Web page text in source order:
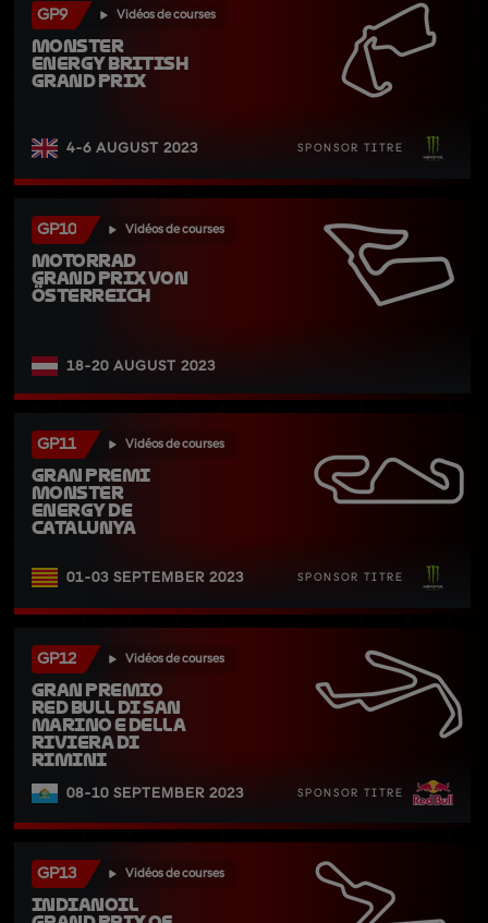
GP9 Vidéos de courses
Monster
Energy British
Grand Prix
4-6 AUGUST 2023 SPONSOR TITRE
GP10 Vidéos de courses
Motorrad
Grand Prix von
Österreich
18-20 AUGUST 2023
GP11 Vidéos de courses
Gran Premi
Monster
Energy de
Catalunya
01-03 SEPTEMBER 2023 SPONSOR TITRE
GP12 Vidéos de courses
Gran Premio
Red Bull di San
Marino e della
Riviera di
Rimini
08-10 SEPTEMBER 2023 SPONSOR TITRE
GP13 Vidéos de courses
IndianOil